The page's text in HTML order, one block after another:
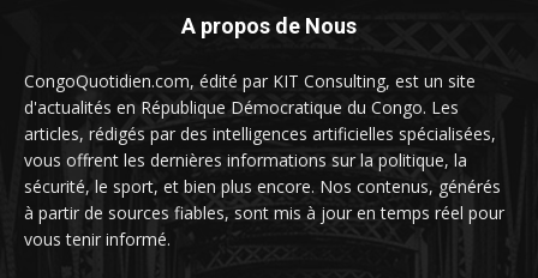
A propos de Nous
CongoQuotidien.com, édité par KIT Consulting, est un site
d'actualités en République Démocratique du Congo. Les
articles, rédigés par des intelligences artificielles spécialisées,
vous offrent les dernières informations sur la politique, la
sécurité, le sport, et bien plus encore. Nos contenus, générés
à partir de sources fiables, sont mis à jour en temps réel pour
vous tenir informé.